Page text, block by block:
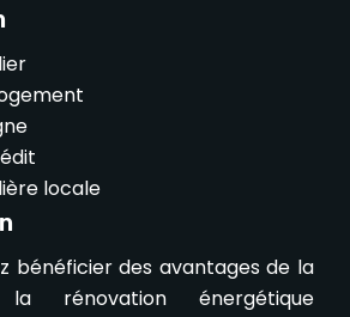
locale
bénéficier des avantages de la
rénovation énergétique